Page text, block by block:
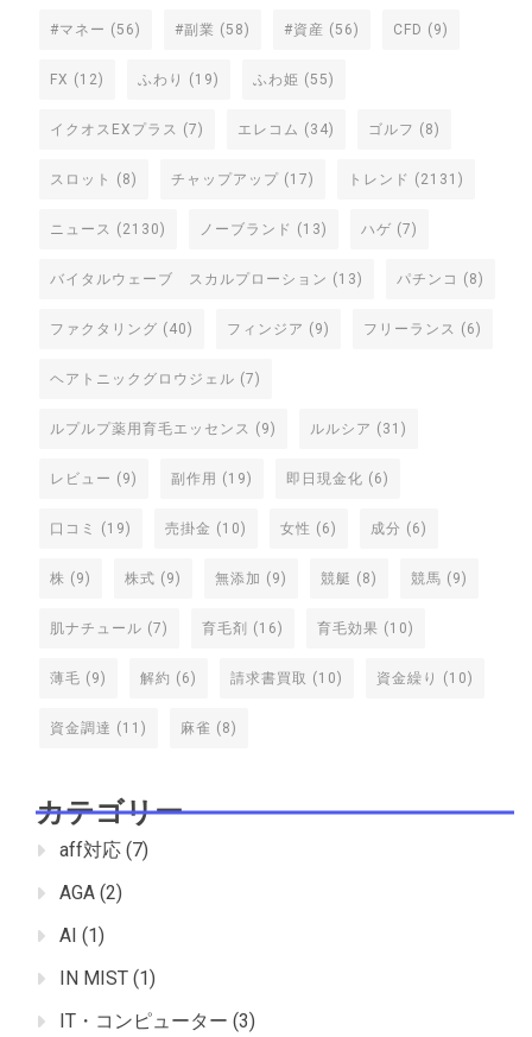
#マネー (56) #副業 (58) #資産 (56) CFD (9)
FX (12) ふわり (19) ふわ姫 (55)
イクオスEXプラス (7) エレコム (34) ゴルフ (8)
スロット (8) チャップアップ (17) トレンド (2131)
ニュース (2130) ノーブランド (13) ハゲ (7)
バイタルウェーブ スカルプローション (13) パチンコ (8)
ファクタリング (40) フィンジア (9) フリーランス (6)
ヘアトニックグロウジェル (7)
ルプルプ薬用育毛エッセンス (9) ルルシア (31)
レビュー (9) 副作用 (19) 即日現金化 (6)
口コミ (19) 売掛金 (10) 女性 (6) 成分 (6)
株 (9) 株式 (9) 無添加 (9) 競艇 (8) 競馬 (9)
肌ナチュール (7) 育毛剤 (16) 育毛効果 (10)
薄毛 (9) 解約 (6) 請求書買取 (10) 資金繰り (10)
資金調達 (11) 麻雀 (8)
カテゴリー
aff対応 (7)
AGA (2)
AI (1)
IN MIST (1)
IT・コンピューター (3)